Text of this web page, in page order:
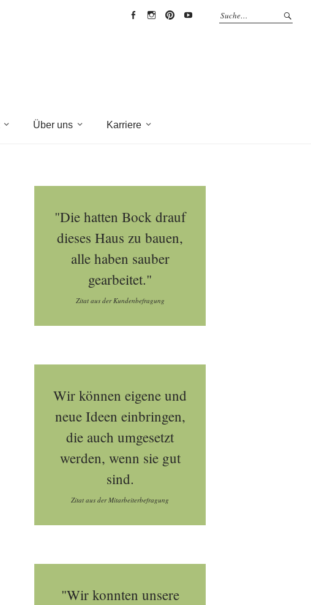
Über uns Karriere
"Die hatten Bock drauf
dieses Haus zu bauen,
alle haben sauber
gearbeitet."
Zitat aus der Kundenbefragung
Wir können eigene und
neue Ideen einbringen,
die auch umgesetzt
werden, wenn sie gut
sind.
Zitat aus der Mitarbeiterbefragung
"Wir konnten unsere